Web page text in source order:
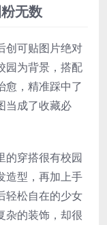
无数
创可贴图片绝对
园为背景，搭配
愈，精准踩中了
当成了收藏必
的穿搭很有校园
造型，再加上手
轻松自在的少女
杂的装饰，却很